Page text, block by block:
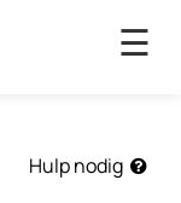
×
☰
Hulp nodig